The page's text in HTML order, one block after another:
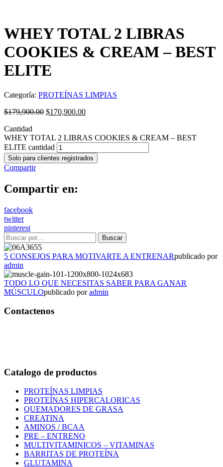
WHEY TOTAL 2 LIBRAS
COOKIES & CREAM – BEST
ELITE
Categoría: PROTEÍNAS LIMPIAS
$179,900.00 $170,900.00
Cantidad
WHEY TOTAL 2 LIBRAS COOKIES & CREAM – BEST
ELITE cantidad
Solo para clientes registrados
Compartir
Compartir en:
facebook
twitter
pinterest
5 CONSEJOS PARA MOTIVARTE A ENTRENARpublicado por
admin
TODO LO QUE NECESITAS SABER PARA GANAR
MÚSCULOpublicado poradmin
Contactenos
Catalogo de productos
PROTEÍNAS LIMPIAS
PROTEÍNAS HIPERCALORICAS
QUEMADORES DE GRASA
CREATINA
AMINOS / BCAA
PRE – ENTRENO
MULTIVITAMINICOS – VITAMINAS
BARRITAS DE PROTEÍNA
GLUTAMINA